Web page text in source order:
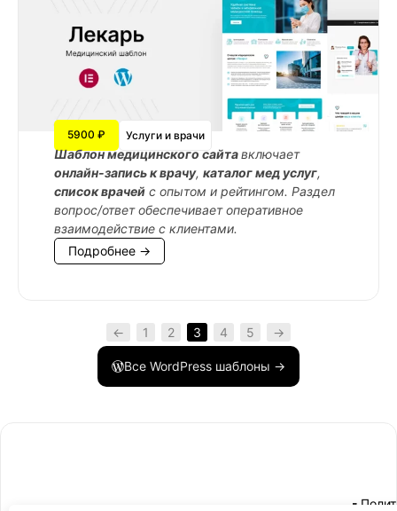
5900 ₽ Услуги и врачи
Шаблон медицинского сайтавключает
онлайн-запись к врачу, каталог мед услуг,
список врачей с опытом и рейтингом. Раздел
вопрос/ответ обеспечивает оперативное
взаимодействие с клиентами.
Подробнее →
← 1 2 3 4 5 →
Все WordPress шаблоны →
-
-